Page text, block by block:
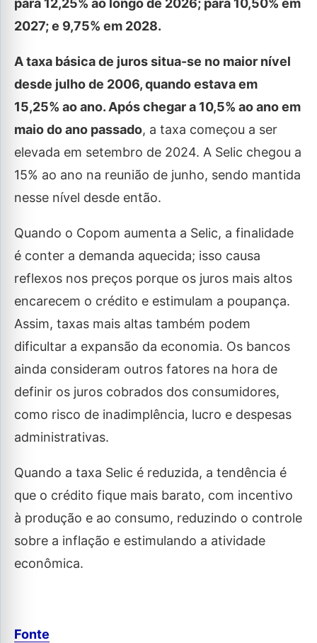
para 12,25% ao longo de 2026; para 10,50% em
2027; e 9,75% em 2028.
A taxa básica de juros situa-se no maior nível
desde julho de 2006, quando estava em
15,25% ao ano. Após chegar a 10,5% ao ano em
maio do ano passado, a taxa começou a ser
elevada em setembro de 2024. A Selic chegou a
15% ao ano na reunião de junho, sendo mantida
nesse nível desde então.
Quando o Copom aumenta a Selic, a finalidade
é conter a demanda aquecida; isso causa
reflexos nos preços porque os juros mais altos
encarecem o crédito e estimulam a poupança.
Assim, taxas mais altas também podem
dificultar a expansão da economia. Os bancos
ainda consideram outros fatores na hora de
definir os juros cobrados dos consumidores,
como risco de inadimplência, lucro e despesas
administrativas.
Quando a taxa Selic é reduzida, a tendência é
que o crédito fique mais barato, com incentivo
à produção e ao consumo, reduzindo o controle
sobre a inflação e estimulando a atividade
econômica.
Fonte